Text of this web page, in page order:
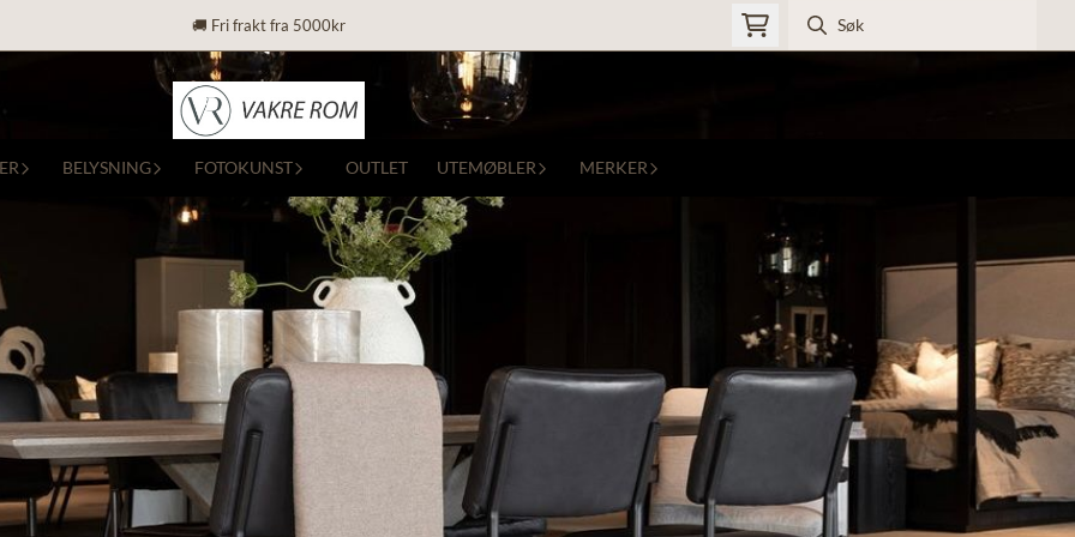
🚚 Fri frakt fra 5000kr
BELYSNING FOTOKUNST OUTLET UTEMØBLER MERKER